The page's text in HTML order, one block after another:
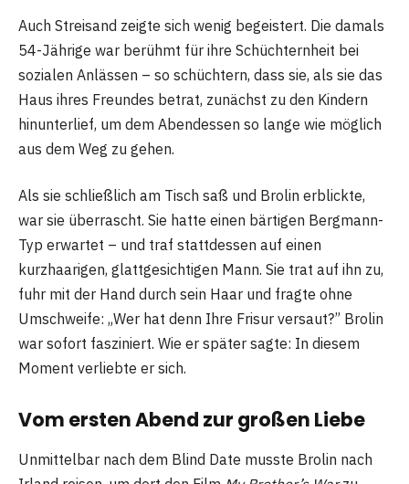
Auch Streisand zeigte sich wenig begeistert. Die damals
54-Jährige war berühmt für ihre Schüchternheit bei
sozialen Anlässen – so schüchtern, dass sie, als sie das
Haus ihres Freundes betrat, zunächst zu den Kindern
hinunterlief, um dem Abendessen so lange wie möglich
aus dem Weg zu gehen.
Als sie schließlich am Tisch saß und Brolin erblickte,
war sie überrascht. Sie hatte einen bärtigen Bergmann-
Typ erwartet – und traf stattdessen auf einen
kurzhaarigen, glattgesichtigen Mann. Sie trat auf ihn zu,
fuhr mit der Hand durch sein Haar und fragte ohne
Umschweife: „Wer hat denn Ihre Frisur versaut?” Brolin
war sofort fasziniert. Wie er später sagte: In diesem
Moment verliebte er sich.
Vom ersten Abend zur großen Liebe
Unmittelbar nach dem Blind Date musste Brolin nach